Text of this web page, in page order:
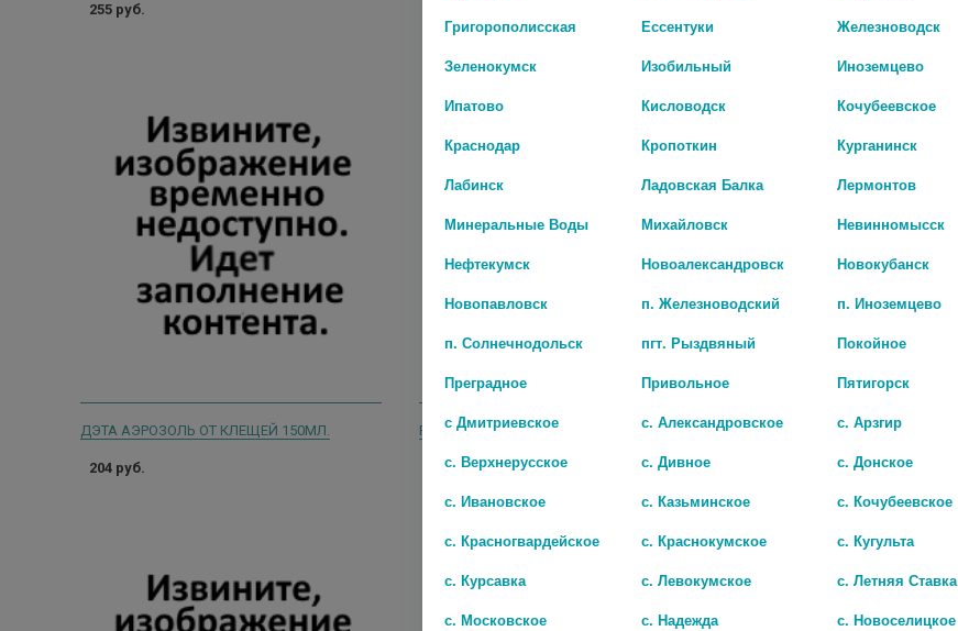
255 руб.
ДЭТА АЭРОЗОЛЬ ОТ КЛЕЩЕЙ 150МЛ.
204 руб.
РАПТОР СПИРАЛИ ОТ КОМАРОВ №10
220 руб.
Григорополисская
Ессентуки
Железноводск
Зеленокумск
Изобильный
Иноземцево
Ипатово
Кисловодск
Кочубеевское
Краснодар
Кропоткин
Курганинск
Лабинск
Ладовская Балка
Лермонтов
Минеральные Воды
Михайловск
Невинномысск
Нефтекумск
Новоалександровск
Новокубанск
Новопавловск
п. Железноводский
п. Иноземцево
п. Солнечнодольск
пгт. Рыздвяный
Покойное
Преградное
Привольное
Пятигорск
с Дмитриевское
с. Александровское
с. Арзгир
с. Верхнерусское
с. Дивное
с. Донское
с. Ивановское
с. Казьминское
с. Кочубеевское
с. Красногвардейское
с. Краснокумское
с. Кугульта
с. Курсавка
с. Левокумское
с. Летняя Ставка
с. Московское
с. Надежда
с. Новоселицкое